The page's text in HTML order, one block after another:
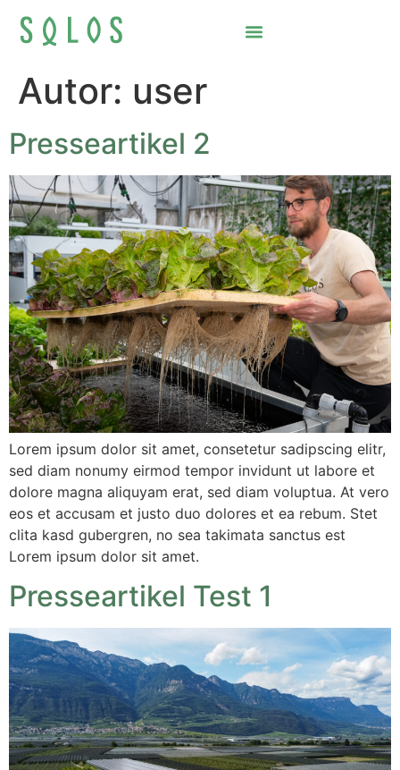
Autor: user
Presseartikel 2
Lorem ipsum dolor sit amet, consetetur sadipscing elitr,
sed diam nonumy eirmod tempor invidunt ut labore et
dolore magna aliquyam erat, sed diam voluptua. At vero
eos et accusam et justo duo dolores et ea rebum. Stet
clita kasd gubergren, no sea takimata sanctus est
Lorem ipsum dolor sit amet.
Presseartikel Test 1